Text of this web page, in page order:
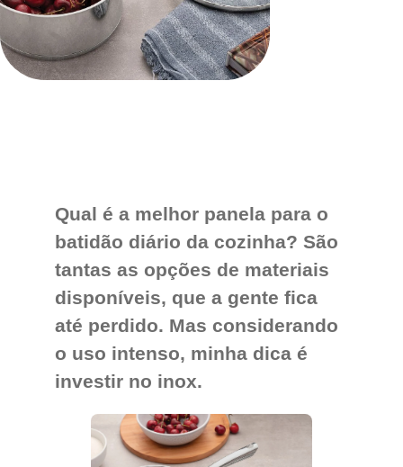
Qual é a melhor panela para o
batidão diário da cozinha? São
tantas as opções de materiais
disponíveis, que a gente fica
até perdido. Mas considerando
o uso intenso, minha dica é
investir no inox.